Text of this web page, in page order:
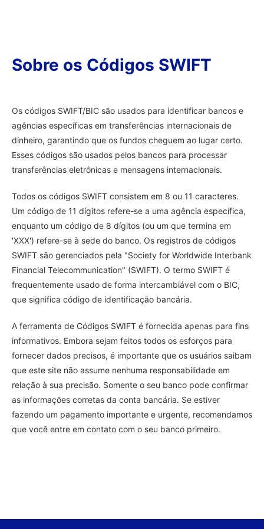
Sobre os Códigos SWIFT
Os códigos SWIFT/BIC são usados para identificar bancos e
agências específicas em transferências internacionais de
dinheiro, garantindo que os fundos cheguem ao lugar certo.
Esses códigos são usados pelos bancos para processar
transferências eletrônicas e mensagens internacionais.
Todos os códigos SWIFT consistem em 8 ou 11 caracteres.
Um código de 11 dígitos refere-se a uma agência específica,
enquanto um código de 8 dígitos (ou um que termina em
'XXX') refere-se à sede do banco. Os registros de códigos
SWIFT são gerenciados pela "Society for Worldwide Interbank
Financial Telecommunication" (SWIFT). O termo SWIFT é
frequentemente usado de forma intercambiável com o BIC,
que significa código de identificação bancária.
A ferramenta de Códigos SWIFT é fornecida apenas para fins
informativos. Embora sejam feitos todos os esforços para
fornecer dados precisos, é importante que os usuários saibam
que este site não assume nenhuma responsabilidade em
relação à sua precisão. Somente o seu banco pode confirmar
as informações corretas da conta bancária. Se estiver
fazendo um pagamento importante e urgente, recomendamos
que você entre em contato com o seu banco primeiro.